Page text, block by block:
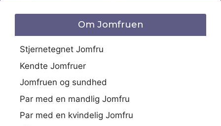
Om Jomfruen
Stjernetegnet Jomfru
Kendte Jomfruer
Jomfruen og sundhed
Par med en mandlig Jomfru
Par med en kvindelig Jomfru